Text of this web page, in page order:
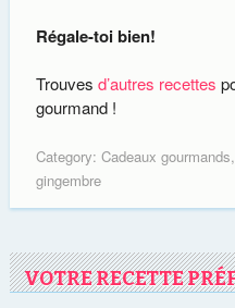
Régale-toi bien!
Trouves d’autres recettes
gourmand !
Category: Cadeaux gourmands,
gingembre
VOTRE RECETTE